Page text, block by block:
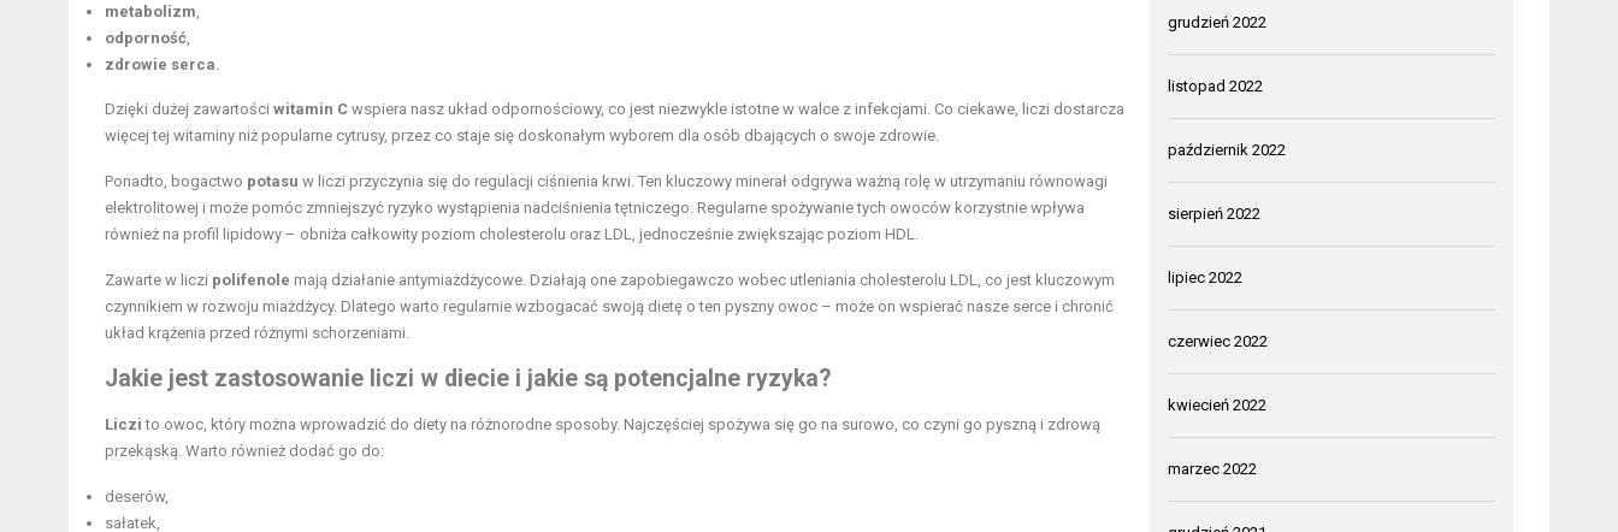
metabolizm
odporność
zdrowie serca
Dzięki dużej zawartości witamin C wspiera nasz układ odpornościowy, co jest niezwykle istotne w walce z infekcjami. Co ciekawe, liczi dostarcza
więcej tej witaminy niż popularne cytrusy, przez co staje się doskonałym wyborem dla osób dbających o swoje zdrowie.
Ponadto, bogactwo potasu w liczi przyczynia się do regulacji ciśnienia krwi. Ten kluczowy minerał odgrywa ważną rolę w utrzymaniu równowagi
elektrolitowej i może pomóc zmniejszyć ryzyko wystąpienia nadciśnienia tętniczego. Regularne spożywanie tych owoców korzystnie wpływa
również na profil lipidowy – obniża całkowity poziom cholesterolu oraz LDL, jednocześnie zwiększając poziom HDL.
Zawarte w liczi polifenole mają działanie antymiażdżycowe. Działają one zapobiegawczo wobec utleniania cholesterolu LDL, co jest kluczowym
czynnikiem w rozwoju miażdżycy. Dlatego warto regularnie wzbogacać swoją dietę o ten pyszny owoc – może on wspierać nasze serce i chronić
układ krążenia przed różnymi schorzeniami.
Jakie jest zastosowanie liczi w diecie i jakie są potencjalne ryzyka?
Liczi to owoc, który można wprowadzić do diety na różnorodne sposoby. Najczęściej spożywa się go na surowo, co czyni go pyszną i zdrową
przekąską. Warto również dodać go do:
deserów,
sałatek,
grudzień 2022
listopad 2022
październik 2022
sierpień 2022
lipiec 2022
czerwiec 2022
kwiecień 2022
marzec 2022